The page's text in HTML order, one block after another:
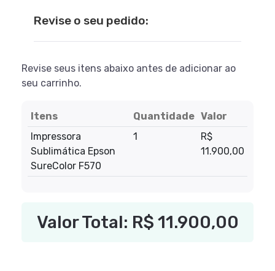
Itens Quantidade Valor
Impressora
Sublimática Epson
SureColor F570
1
R$
11.900,00
Valor Total: R$ 11.900,00